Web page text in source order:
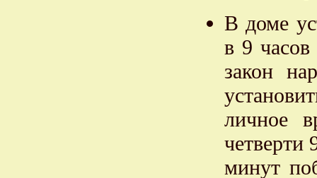
В доме
в 9 часов
закон
личное
четверти
минут